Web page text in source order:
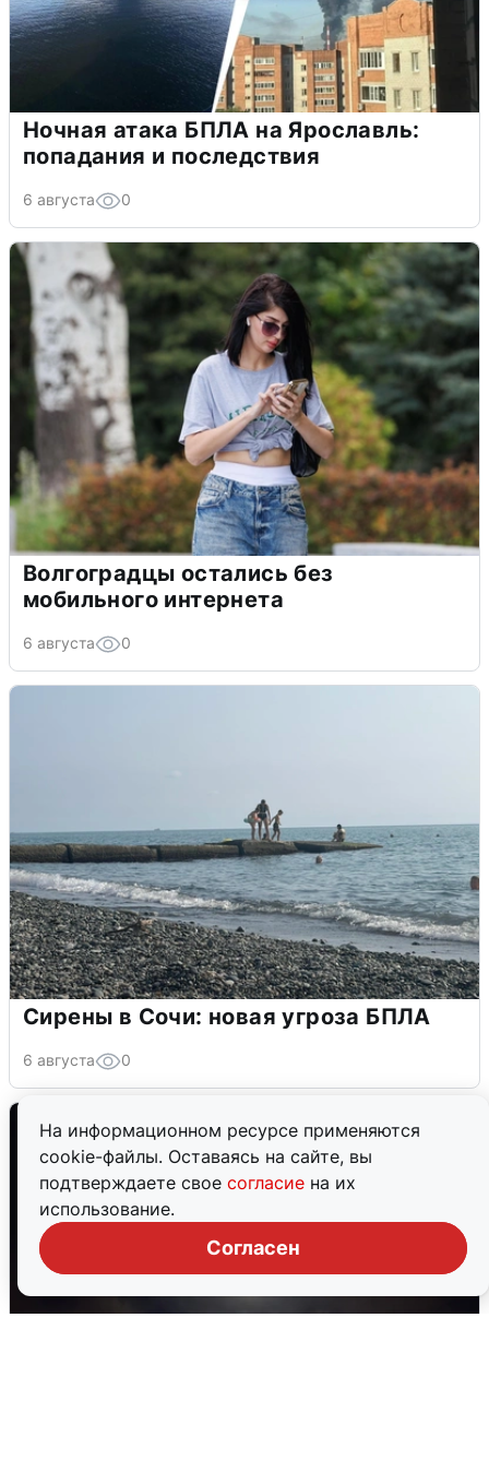
На информационном ресурсе применяются
cookie-файлы. Оставаясь на сайте, вы
подтверждаете свое согласие на их
использование.
Согласен
Ночная атака БПЛА на Ярославль:
попадания и последствия
6 августа 0
Волгоградцы остались без
мобильного интернета
6 августа 0
Сирены в Сочи: новая угроза БПЛА
6 августа 0